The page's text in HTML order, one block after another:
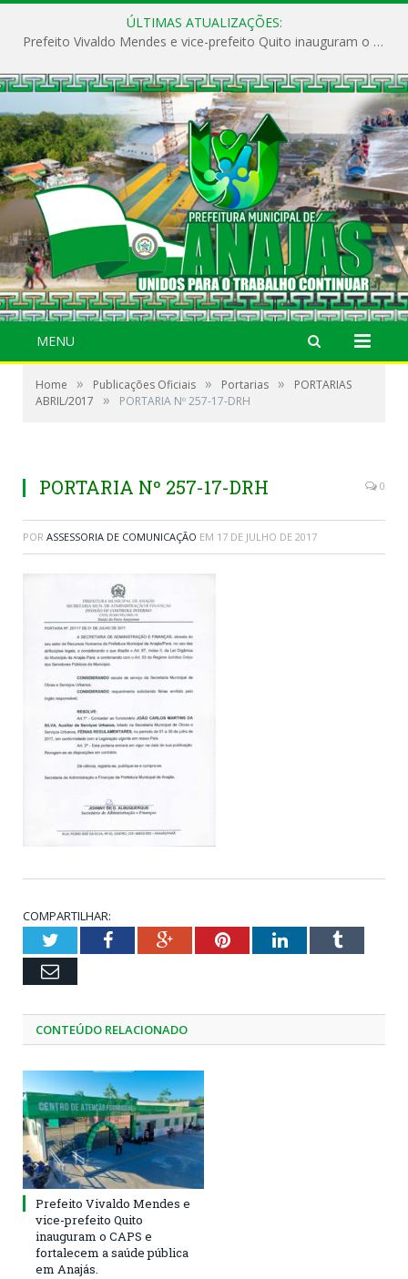
ÚLTIMAS ATUALIZAÇÕES:
Prefeito Vivaldo Mendes e vice-prefeito Quito inauguram o CAPS e fortalecem a saúde pública em Anajás.
MENU
Home » Publicações Oficiais » Portarias »
PORTARIAS
ABRIL/2017
» PORTARIA Nº 257-17-DRH
PORTARIA Nº 257-17-DRH 0
POR ASSESSORIA DE COMUNICAÇÃO EM 17 DE JULHO DE 2017
COMPARTILHAR:
TwitterFacebookGoogle+PinterestLinkedInTumblr
Email
CONTEÚDO RELACIONADO
Prefeito Vivaldo Mendes e
vice-prefeito Quito
inauguram o CAPS e
fortalecem a saúde pública
em Anajás.